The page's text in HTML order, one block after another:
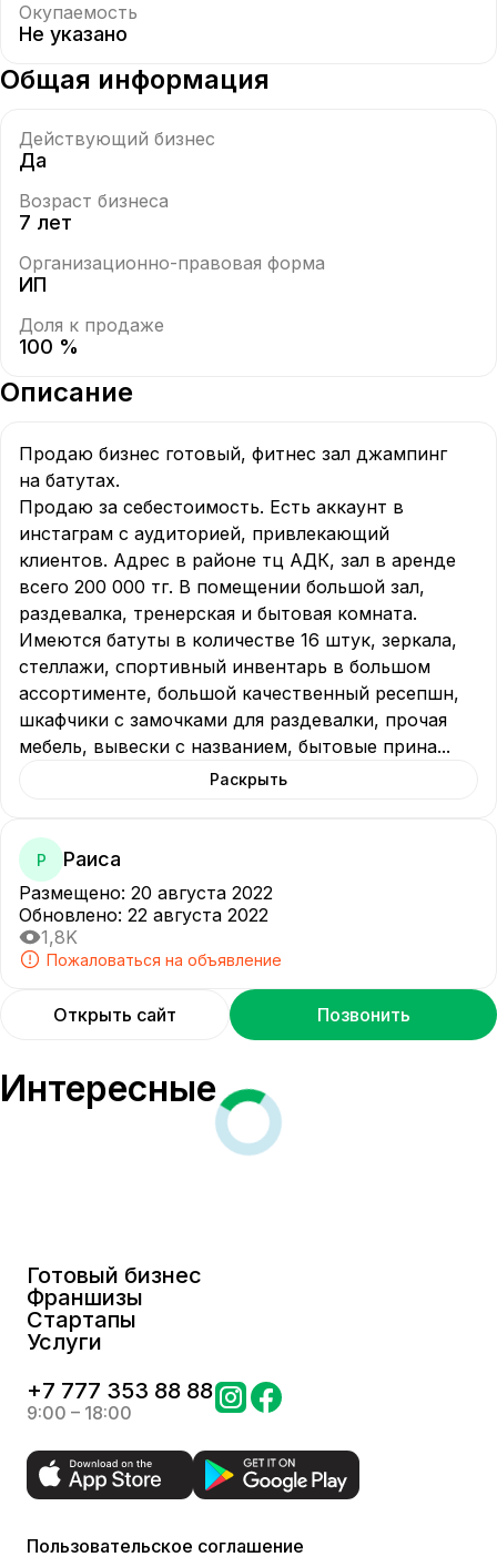
Окупаемость
Не указано
Общая информация
Действующий бизнес
Да
Возраст бизнеса
7 лет
Организационно-правовая форма
ИП
Доля к продаже
100 %
Описание
Продаю бизнес готовый, фитнес зал джампинг
на батутах.
Продаю за себестоимость. Есть аккаунт в
инстаграм с аудиторией, привлекающий
клиентов. Адрес в районе тц АДК, зал в аренде
всего 200 000 тг. В помещении большой зал,
раздевалка, тренерская и бытовая комната.
Имеются батуты в количестве 16 штук, зеркала,
стеллажи, спортивный инвентарь в большом
ассортименте, большой качественный ресепшн,
шкафчики с замочками для раздевалки, прочая
мебель, вывески с названием, бытовые прина...
Раскрыть
Р Раиса
Размещено: 20 августа 2022
Обновлено: 22 августа 2022
1,8K
Пожаловаться на объявление
Позвонить
Открыть сайт
Интересные
Готовый бизнес
Франшизы
Стартапы
Услуги
+7 777 353 88 88
9:00 – 18:00
Пользовательское соглашение